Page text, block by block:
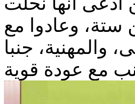
ستة، وعادوا مع
والمهنية، جنبا